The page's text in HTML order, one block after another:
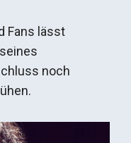
Fans lässt
noch